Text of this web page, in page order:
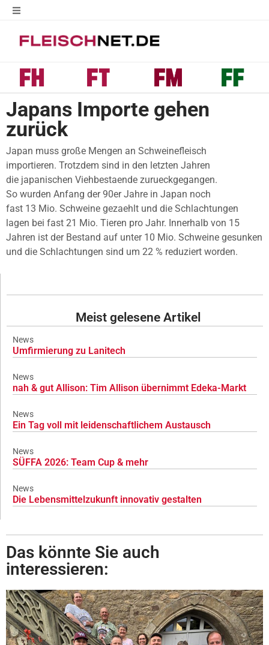
Japans Importe gehen
zurück
Japan muss große Mengen an Schweinefleisch
importieren. Trotzdem sind in den letzten Jahren
die japanischen Viehbestaende zurueckgegangen.
So wurden Anfang der 90er Jahre in Japan noch
fast 13 Mio. Schweine gezaehlt und die Schlachtungen
lagen bei fast 21 Mio. Tieren pro Jahr. Innerhalb von 15
Jahren ist der Bestand auf unter 10 Mio. Schweine gesunken
und die Schlachtungen sind um 22 % reduziert worden.
Meist gelesene Artikel
News
Umfirmierung zu Lanitech
News
nah & gut Allison: Tim Allison übernimmt Edeka-Markt
News
Ein Tag voll mit leidenschaftlichem Austausch
News
SÜFFA 2026: Team Cup & mehr
News
Die Lebensmittelzukunft innovativ gestalten
Das könnte Sie auch
interessieren: